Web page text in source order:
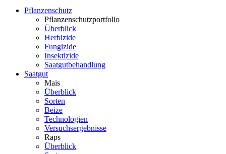
Pflanzenschutz
Pflanzenschutzportfolio
Überblick
Herbizide
Fungizide
Insektizide
Saatgutbehandlung
Saatgut
Mais
Überblick
Sorten
Beize
Technologien
Versuchsergebnisse
Raps
Überblick